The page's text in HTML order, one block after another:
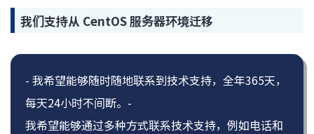
我们支持从 CentOS 服务器环境迁移
- 我希望能够随时随地联系到技术支持，全年365天，
每天24小时不间断。-
我希望能够通过多种方式联系技术支持，例如电话和